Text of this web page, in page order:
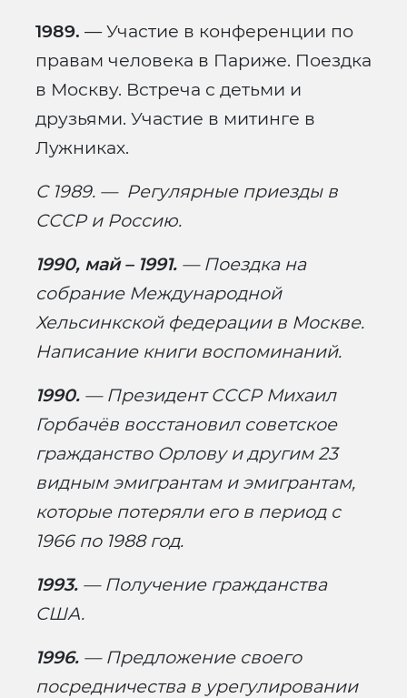
1989. — Участие в конференции по
правам человека в Париже. Поездка
в Москву. Встреча с детьми и
друзьями. Участие в митинге в
Лужниках.
С 1989. — Регулярные приезды в
СССР и Россию.
1990, май – 1991. — Поездка на
собрание Международной
Хельсинкской федерации в Москве.
Написание книги воспоминаний.
1990. — Президент СССР Михаил
Горбачёв восстановил советское
гражданство Орлову и другим 23
видным эмигрантам и эмигрантам,
которые потеряли его в период с
1966 по 1988 год.
1993. — Получение гражданства
США.
1996. — Предложение своего
посредничества в урегулировании